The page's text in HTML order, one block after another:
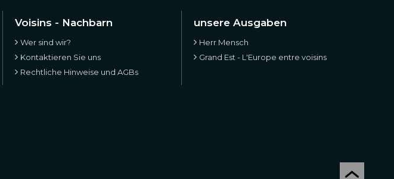
Voisins - Nachbarn
Wer sind wir?
Kontaktieren Sie uns
Rechtliche Hinweise und AGBs
unsere Ausgaben
Herr Mensch
Grand Est - L'Europe entre voisins